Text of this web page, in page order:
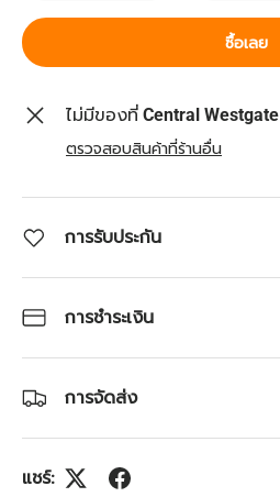
ซื้อเลย
ไม่มีของที่ Central Westgate
ตรวจสอบสินค้าที่ร้านอื่น
การรับประกัน
การชำระเงิน
การจัดส่ง
แชร์: